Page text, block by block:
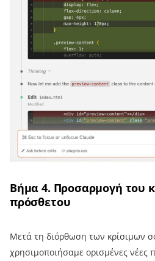
Βήμα 4. Προσαρμογή του
πρόσθετου
Μετά τη διόρθωση των κρίσιμων
χρησιμοποιήσαμε ορισμένες νέες